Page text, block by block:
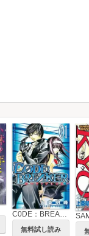
C0DE：BREAKER
無料試し読み